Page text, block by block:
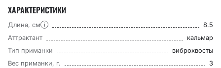
ХАРАКТЕРИСТИКИ
Длина, см i
8.5
Аттрактант
кальмар
Тип приманки
виброхвосты
Вес приманки, г.
3